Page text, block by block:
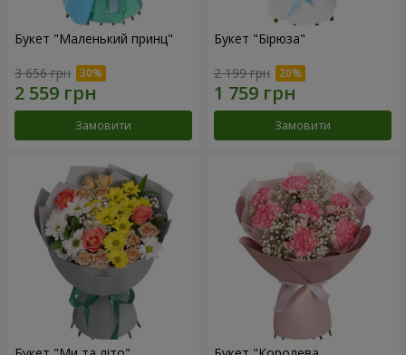
Букет "Маленький принц"
3 656 грн
Замовити
Букет "Бірюза"
2 199 грн
Замовити